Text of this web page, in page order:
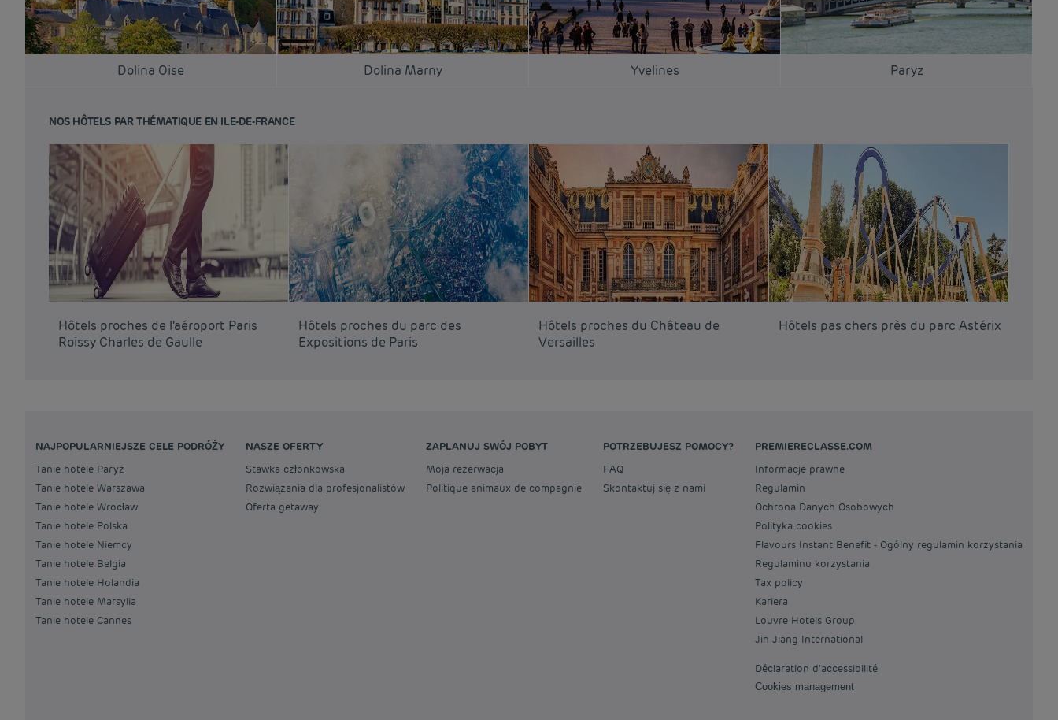
Dolina Oise Dolina Marny Yvelines Paryz
NOS HÔTELS PAR THÉMATIQUE EN ILE-DE-FRANCE
Hôtels proches de l'aéroport Paris
Roissy Charles de Gaulle
Hôtels proches du parc des
Expositions de Paris
Hôtels proches du Château de
Versailles
Hôtels pas chers près du parc Astérix
NAJPOPULARNIEJSZE CELE PODRÓŻY
Tanie hotele Paryż
Tanie hotele Warszawa
Tanie hotele Wrocław
Tanie hotele Polska
Tanie hotele Niemcy
Tanie hotele Belgia
Tanie hotele Holandia
Tanie hotele Marsylia
Tanie hotele Cannes
NASZE OFERTY
Stawka członkowska
Rozwiązania dla profesjonalistów
Oferta getaway
ZAPLANUJ SWÓJ POBYT
Moja rezerwacja
Politique animaux de compagnie
POTRZEBUJESZ POMOCY?
FAQ
Skontaktuj się z nami
PREMIERECLASSE.COM
Informacje prawne
Regulamin
Ochrona Danych Osobowych
Polityka cookies
Flavours Instant Benefit - Ogólny regulamin korzystania
Regulaminu korzystania
Tax policy
Kariera
Louvre Hotels Group
Jin Jiang International
Déclaration d'accessibilité
Cookies management